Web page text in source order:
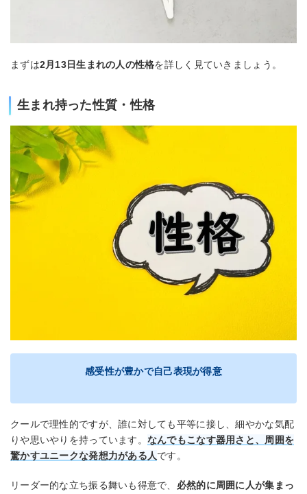
まずは2月13日生まれの人の性格を詳しく見ていきましょう。
生まれ持った性質・性格
感受性が豊かで自己表現が得意
クールで理性的ですが、誰に対しても平等に接し、細やかな気配
りや思いやりを持っています。 なんでもこなす器用さと、周囲を
驚かすユニークな発想力がある人です。
リーダー的な立ち振る舞いも得意で、 必然的に周囲に人が集まっ